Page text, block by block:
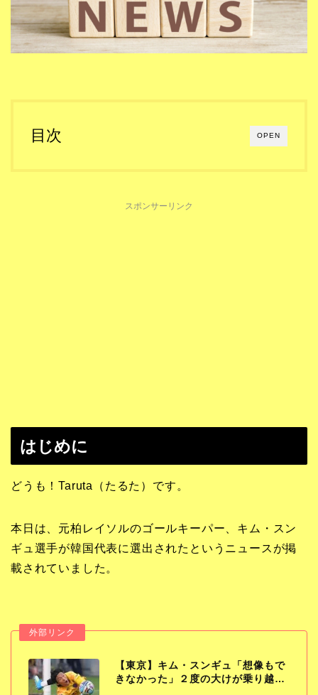
OPEN
目次
スポンサーリンク
はじめに
どうも！Taruta（たるた）です。
本日は、 元柏レイソルのゴールキーパー、 キム・スン
ギュ選手が韓国代表に選出されたというニュースが掲
載されていました。
【東京】キム・スンギュ「想像もで
きなかった」２度の大けが乗り越え